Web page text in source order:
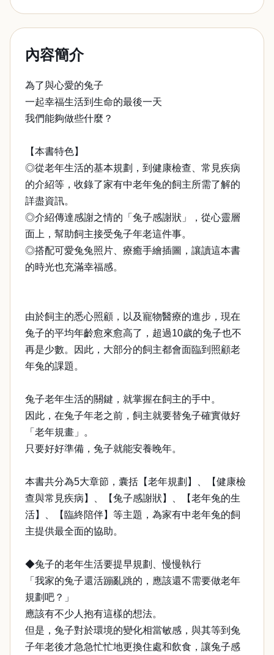
內容簡介
為了與心愛的兔子
一起幸福生活到生命的最後一天
我們能夠做些什麼？
【本書特色】
◎從老年生活的基本規劃，到健康檢查、常見疾病
的介紹等，收錄了家有中老年兔的飼主所需了解的
詳盡資訊。
◎介紹傳達感謝之情的「兔子感謝狀」，從心靈層
面上，幫助飼主接受兔子年老這件事。
◎搭配可愛兔兔照片、療癒手繪插圖，讓讀這本書
的時光也充滿幸福感。
由於飼主的悉心照顧，以及寵物醫療的進步，現在
兔子的平均年齡愈來愈高了，超過10歲的兔子也不
再是少數。因此，大部分的飼主都會面臨到照顧老
年兔的課題。
兔子老年生活的關鍵，就掌握在飼主的手中。
因此，在兔子年老之前，飼主就要替兔子確實做好
「老年規畫」。
只要好好準備，兔子就能安養晚年。
本書共分為5大章節，囊括【老年規劃】、【健康檢
查與常見疾病】、【兔子感謝狀】、【老年兔的生
活】、【臨終陪伴】等主題，為家有中老年兔的飼
主提供最全面的協助。
◆兔子的老年生活要提早規劃、慢慢執行
「我家的兔子還活蹦亂跳的，應該還不需要做老年
規劃吧？」
應該有不少人抱有這樣的想法。
但是，兔子對於環境的變化相當敏感，與其等到兔
子年老後才急急忙忙地更換住處和飲食，讓兔子感